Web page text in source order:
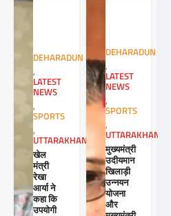
DEHARADUN
,
LATEST
NEWS
,
SPORTS
,
UTTARAKHAND
खेल
मंत्री
रेखा
आर्या ने
कहा कि
उपयोगी
DEHARADUN
,
LATEST
NEWS
,
SPORTS
,
UTTARAKHAND
मुख्यमंत्री
उदीयमान
खिलाड़ी
उन्नयन
योजना
और